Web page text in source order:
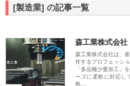
[製造業] の記事一覧
森工業株式会社
森工業株式会社は、
作するプロフェッシ
「多品種少量加工」
ーズに柔軟に対応し
熟…